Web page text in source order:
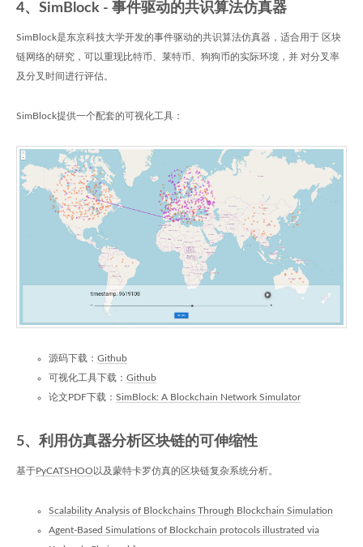
4、SimBlock - 事件驱动的共识算法仿真器
SimBlock是东京科技大学开发的事件驱动的共识算法仿真器，适合用于 区块
链网络的研究，可以重现比特币、莱特币、狗狗币的实际环境，并 对分叉率
及分叉时间进行评估。
SimBlock提供一个配套的可视化工具：
源码下载： Github
可视化工具下载： Github
论文PDF下载： SimBlock: A Blockchain Network Simulator
5、利用仿真器分析区块链的可伸缩性
基于PyCATSHOO 以及蒙特卡罗仿真的区块链复杂系统分析。
Scalability Analysis of Blockchains Through Blockchain Simulation
Agent-Based Simulations of Blockchain protocols illustrated via